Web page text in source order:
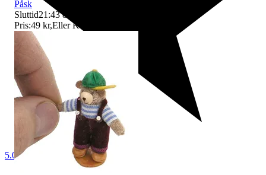
5.0
Påsk
Sluttid21:43 8 aug 21:43
Pris:49 kr,Eller Köp nu